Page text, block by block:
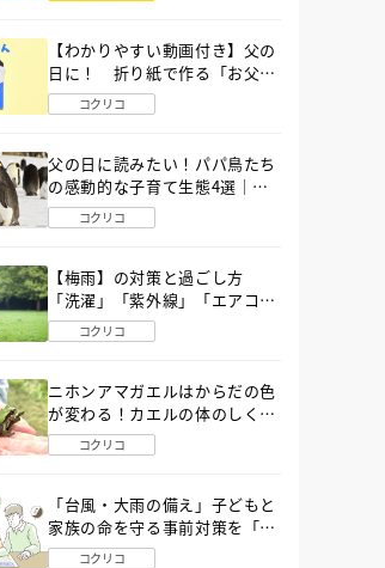
【わかりやすい動画付き】父の
日に！ 折り紙で作る「お父さ
ん」の簡単な折り方
コクリコ
父の日に読みたい！パパ鳥たち
の感動的な子育て生態4選｜図
鑑MOVE
コクリコ
【梅雨】の対策と過ごし方
「洗濯」「紫外線」「エアコ
ン」「ゲリラ豪雨」…〔気象予
報士が完全ガイド〕
コクリコ
ニホンアマガエルはからだの色
が変わる！カエルの体のしくみ
から両生類の特ちょうまで図鑑
MOVEが解説！
コクリコ
「台風・大雨の備え」子どもと
家族の命を守る事前対策を「防
災アドバイザー」が解説
コクリコ